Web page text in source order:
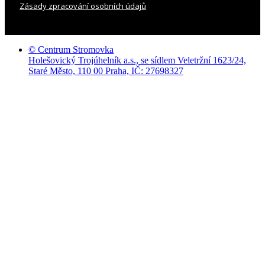
Zásady zpracování osobních údajů
© Centrum Stromovka
Holešovický Trojúhelník a.s., se sídlem Veletržní 1623/24,
Staré Město, 110 00 Praha, IČ: 27698327